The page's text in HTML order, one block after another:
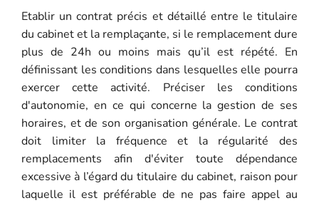
Etablir un contrat précis et détaillé entre le titulaire
du cabinet et la remplaçante, si le remplacement dure
plus de 24h ou moins mais qu’il est répété. En
définissant les conditions dans lesquelles elle pourra
exercer cette activité. Préciser les conditions
d'autonomie, en ce qui concerne la gestion de ses
horaires, et de son organisation générale. Le contrat
doit limiter la fréquence et la régularité des
remplacements afin d'éviter toute dépendance
excessive à l’égard du titulaire du cabinet, raison pour
laquelle il est préférable de ne pas faire appel au